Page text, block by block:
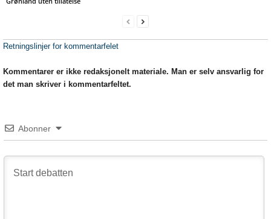
Retningslinjer for kommentarfelet
Kommentarer er ikke redaksjonelt materiale. Man er selv ansvarlig for
det man skriver i kommentarfeltet.
Abonner